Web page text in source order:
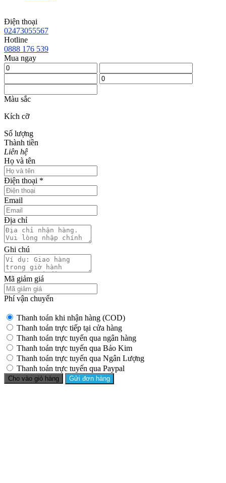
Điện thoại
02473055567
Hotline
0888 176 539
Mua ngay
Màu sắc
Kích cỡ
Số lượng
Thành tiền
Liên hệ
Họ và tên
Điện thoại *
Email
Địa chỉ
Ghi chú
Mã giảm giá
Phí vận chuyển
Thanh toán khi nhận hàng (COD)
Thanh toán trực tiếp tại cửa hàng
Thanh toán trực tuyến qua ngân hàng
Thanh toán trực tuyến qua Bảo Kim
Thanh toán trực tuyến qua Ngân Lượng
Thanh toán trực tuyến qua Paypal
Cho vào giỏ hàng Gửi đơn hàng